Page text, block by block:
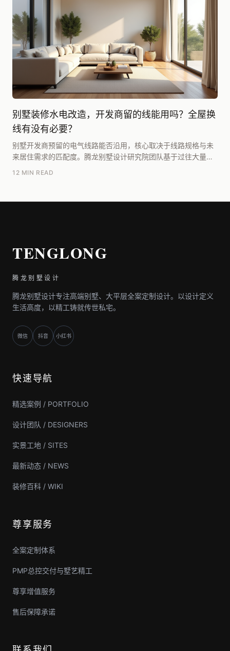
别墅装修水电改造，开发商留的线能用吗？全屋换
线有没有必要？
别墅开发商预留的电气线路能否沿用，核心取决于线路规格与未
来居住需求的匹配度。腾龙别墅设计研究院团队基于过往大量项
12 MIN READ
TENGLONG
腾龙别墅设计
腾龙别墅设计专注高端别墅、大平层全案定制设计。以设计定义
生活高度，以精工铸就传世私宅。
微信 抖音 小红书
快速导航
精选案例 / PORTFOLIO
设计团队 / DESIGNERS
实景工地 / SITES
最新动态 / NEWS
装修百科 / WIKI
尊享服务
全案定制体系
PMP总控交付与墅艺精工
尊享增值服务
售后保障承诺